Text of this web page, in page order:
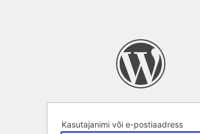
Kasutajanimi või e-postiaadress